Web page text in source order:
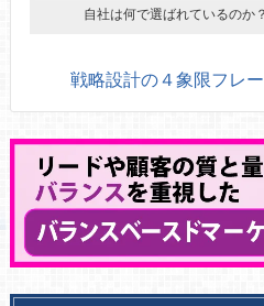
自社は何で選ばれているのか
戦略設計の４象限フレ